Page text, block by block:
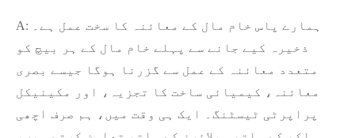
A: ہمارے پاس خام مال کے معائنہ کا سخت عمل ہے۔
ذخیرہ کیے جانے سے پہلے خام مال کے ہر بیچ کو
متعدد معائنہ کے عمل سے گزرنا ہوگا جیسے بصری
معائنہ، کیمیائی ساخت کا تجزیہ، اور مکینیکل
پراپرٹی ٹیسٹنگ۔ ایک ہی وقت میں، ہم صرف اچھی